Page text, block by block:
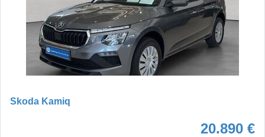
Skoda Kamiq
20.890 €